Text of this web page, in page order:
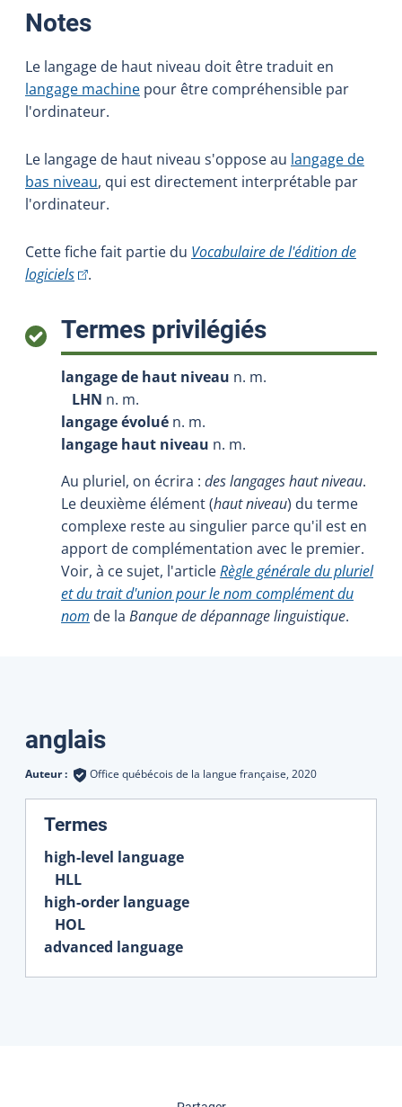
Notes:
Le langage de haut niveau doit être traduit en
langage machine pour être compréhensible par
l'ordinateur.
Le langage de haut niveau s'oppose au langage de
bas niveau, qui est directement interprétable par
l'ordinateur.
Cette fiche fait partie du Vocabulaire de l'édition de
logiciels(Cet hyperlien externe s'ouvrira dans une nouvelle
.
Termes privilégiés:
langage de haut niveau n. m.
LHN n. m.
langage évolué n. m.
langage haut niveau n. m.
Au pluriel, on écrira : des langages haut niveau.
Le deuxième élément (haut niveau) du terme
complexe reste au singulier parce qu'il est en
apport de complémentation avec le premier.
Voir, à ce sujet, l'articleRègle générale du pluriel
et du trait d'union pour le nom complément du
nom de la Banque de dépannage linguistique.
Traductions
anglais
Auteur : Office québécois de la langue française, 2020
Termes
high-level language
HLL
high-order language
HOL
advanced language